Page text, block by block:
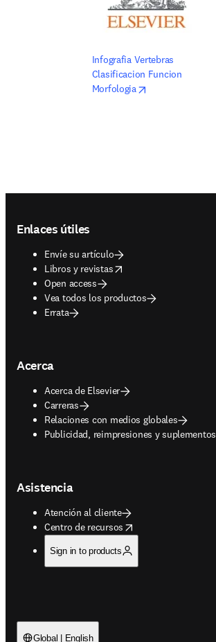
Infografia Vertebras
Clasificacion Funcion
Morfologia
Enlaces útiles
Envíe su artículo
Libros y revistas
opens in new tab/window
Open access
Vea todos los productos
Errata
Acerca
Acerca de Elsevier
Carreras
Relaciones con medios globales
Publicidad, reimpresiones y suplementos
opens in new tab/window
Asistencia
Atención al cliente
Centro de recursos
opens in new tab/window
Sign in to products
Global | English